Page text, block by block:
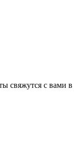
свяжутся с вами